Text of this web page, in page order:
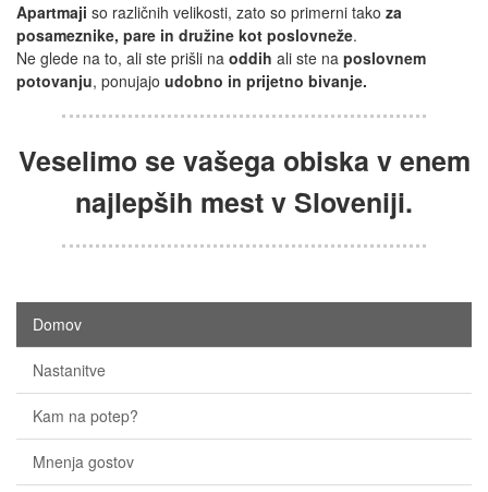
Apartmaji so različnih velikosti, zato so primerni tako za
posameznike, pare in družine kot poslovneže.
Ne glede na to, ali ste prišli na oddih ali ste na poslovnem
potovanju, ponujajo udobno in prijetno bivanje.
Veselimo se vašega obiska v enem
najlepših mest v Sloveniji.
Domov
Nastanitve
Kam na potep?
Mnenja gostov